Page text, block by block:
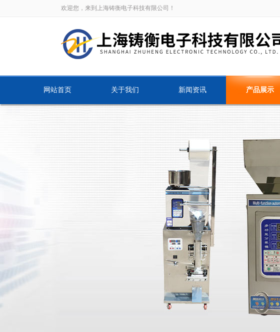
欢迎您，来到上海铸衡电子科技有限公司！
网站首页 关于我们 新闻资讯 产品展示